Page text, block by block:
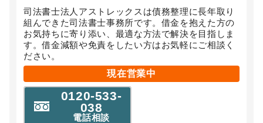
司法書士法人アストレックスは債務整理に長年取り
組んできた司法書士事務所です。借金を抱えた方の
お気持ちに寄り添い、最適な方法で解決を目指しま
す。借金減額や免責をしたい方はお気軽にご相談く
ださい。
現在営業中
0120-533-
038
電話相談